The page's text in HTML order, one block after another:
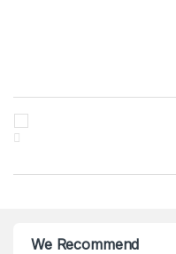
Brands Carousel
We Recommend